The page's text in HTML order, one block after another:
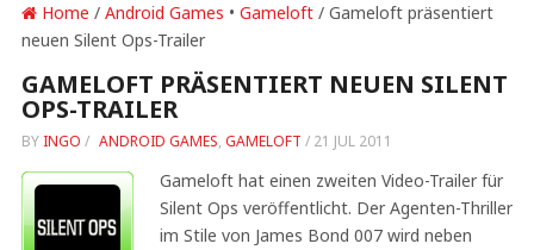
Home / Android Games • Gameloft/ Gameloft präsentiert
neuen Silent Ops-Trailer
GAMELOFT PRÄSENTIERT NEUEN SILENT
OPS-TRAILER
BY INGO / ANDROID GAMES, GAMELOFT / 21 JUL 2011
Gameloft hat einen zweiten Video-Trailer für
Silent Ops veröffentlicht. Der Agenten-Thriller
im Stile von James Bond 007 wird neben